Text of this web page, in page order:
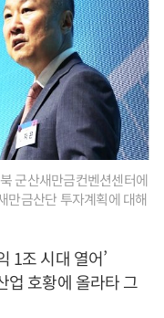
군산새만금컨벤션센터에
만금산단 투자계획에 대해
1조 시대 열어’
업 호황에 올라타 그